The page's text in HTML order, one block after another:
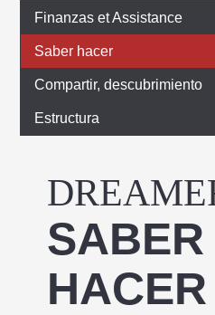
Finanzas et Assistance
Saber hacer
Compartir, descubrimiento
Estructura
SABER
HACER